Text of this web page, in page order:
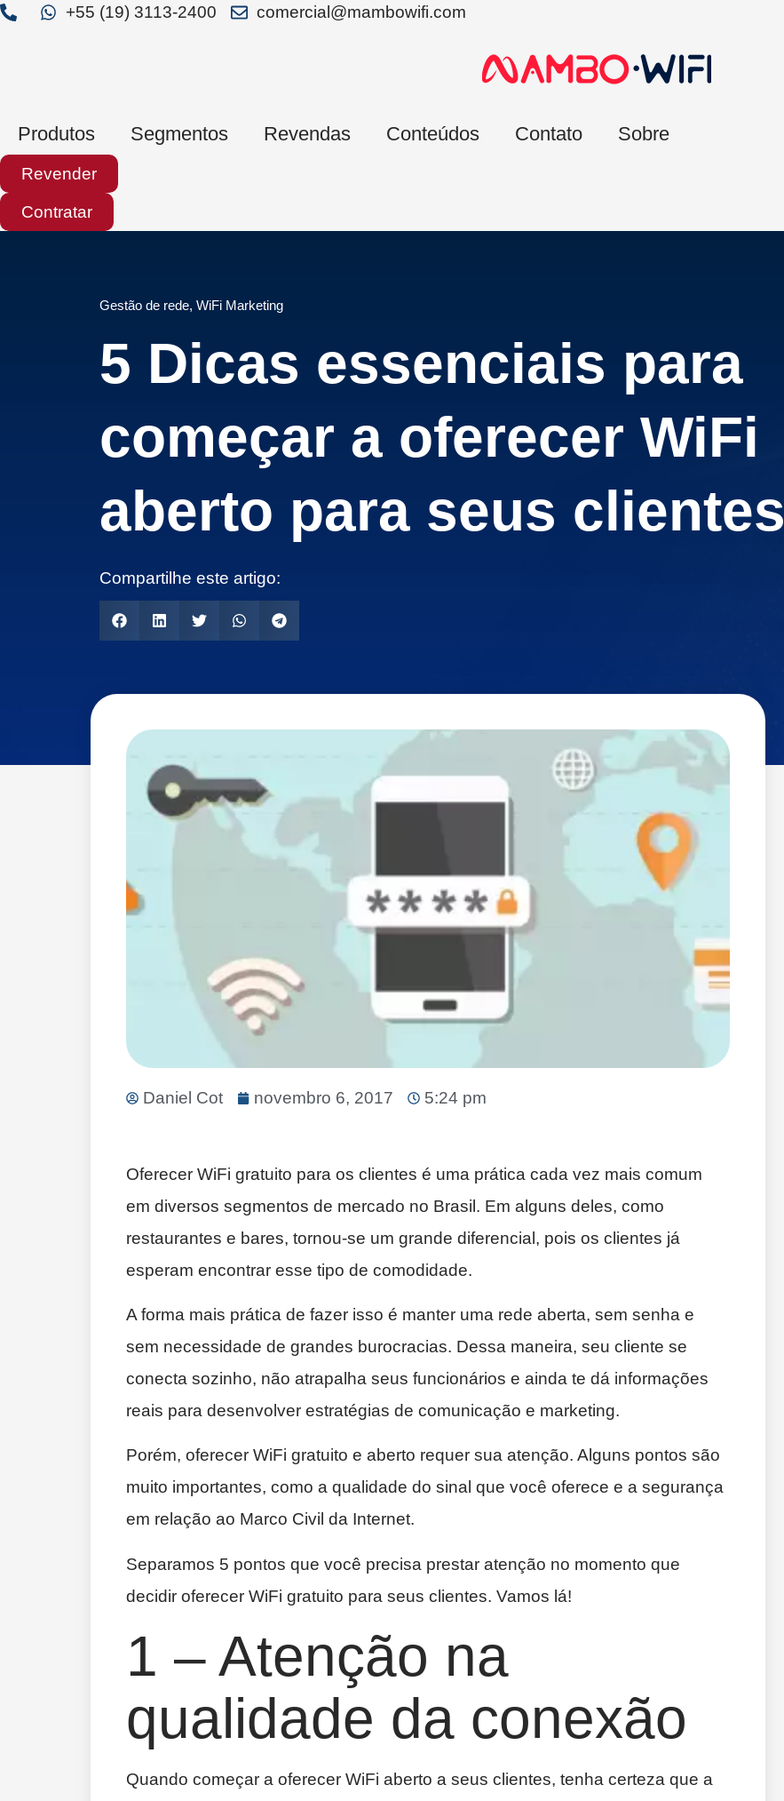
+55 (19) 3113-2400 comercial@mambowifi.com
Produtos Segmentos Revendas Conteúdos Contato Sobre
Revender
Contratar
Gestão de rede, WiFi Marketing
5 Dicas essenciais para
começar a oferecer WiFi
aberto para seus clientes
Compartilhe este artigo:
Daniel Cot novembro 6, 2017 5:24 pm
Oferecer WiFi gratuito para os clientes é uma prática cada vez mais comum
em diversos segmentos de mercado no Brasil. Em alguns deles, como
restaurantes e bares, tornou-se um grande diferencial, pois os clientes já
esperam encontrar esse tipo de comodidade.
A forma mais prática de fazer isso é manter uma rede aberta, sem senha e
sem necessidade de grandes burocracias. Dessa maneira, seu cliente se
conecta sozinho, não atrapalha seus funcionários e ainda te dá informações
reais para desenvolver estratégias de comunicação e marketing.
Porém, oferecer WiFi gratuito e aberto requer sua atenção. Alguns pontos são
muito importantes, como a qualidade do sinal que você oferece e a segurança
em relação ao Marco Civil da Internet.
Separamos 5 pontos que você precisa prestar atenção no momento que
decidir oferecer WiFi gratuito para seus clientes. Vamos lá!
1 – Atenção na
qualidade da conexão
Quando começar a oferecer WiFi aberto a seus clientes, tenha certeza que a